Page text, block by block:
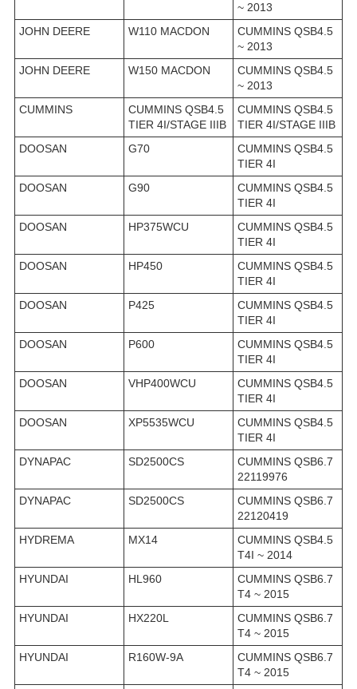
~ 2013
JOHN DEERE
W110 MACDON
CUMMINS QSB4.5
~ 2013
JOHN DEERE
W150 MACDON
CUMMINS QSB4.5
~ 2013
CUMMINS
CUMMINS QSB4.5
TIER 4I/STAGE IIIB
CUMMINS QSB4.5
TIER 4I/STAGE IIIB
DOOSAN
G70
CUMMINS QSB4.5
TIER 4I
DOOSAN
G90
CUMMINS QSB4.5
TIER 4I
DOOSAN
HP375WCU
CUMMINS QSB4.5
TIER 4I
DOOSAN
HP450
CUMMINS QSB4.5
TIER 4I
DOOSAN
P425
CUMMINS QSB4.5
TIER 4I
DOOSAN
P600
CUMMINS QSB4.5
TIER 4I
DOOSAN
VHP400WCU
CUMMINS QSB4.5
TIER 4I
DOOSAN
XP5535WCU
CUMMINS QSB4.5
TIER 4I
DYNAPAC
SD2500CS
CUMMINS QSB6.7
22119976
DYNAPAC
SD2500CS
CUMMINS QSB6.7
22120419
HYDREMA
MX14
CUMMINS QSB4.5
T4I ~ 2014
HYUNDAI
HL960
CUMMINS QSB6.7
T4 ~ 2015
HYUNDAI
HX220L
CUMMINS QSB6.7
T4 ~ 2015
HYUNDAI
R160W-9A
CUMMINS QSB6.7
T4 ~ 2015